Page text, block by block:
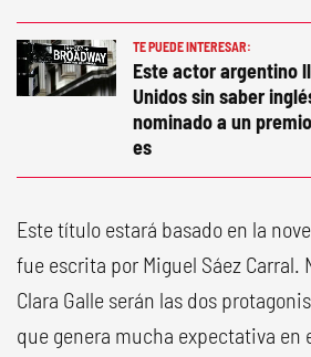
TE PUEDE INTERESAR:
Este actor argentino
Unidos sin saber
nominado a un
es
Este título estará basado en la
fue escrita por Miguel Sáez Carral.
Clara Galle serán las dos
que genera mucha expectativa en